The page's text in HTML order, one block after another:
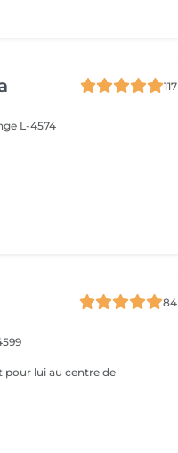
117
L-4574
84
pour lui au centre de